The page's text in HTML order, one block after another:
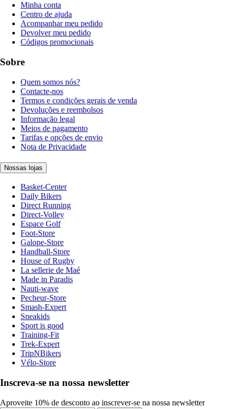
Minha conta
Centro de ajuda
Acompanhar meu pedido
Devolver meu pedido
Códigos promocionais
Sobre
Quem somos nós?
Contacte-nos
Termos e condições gerais de venda
Devoluções e reembolsos
Informação legal
Meios de pagamento
Tarifas e opções de envio
Nota de Privacidade
Nossas lojas
Basket-Center
Daily Bikers
Direct Running
Direct-Volley
Espace Golf
Foot-Store
Galope-Store
Handball-Store
House of Rugby
La sellerie de Maé
Made in Paradis
Nauti-wave
Pecheur-Store
Smash-Expert
Sneakids
Sport is good
Training-Fit
Trek-Expert
TripNBikers
Vélo-Store
Inscreva-se na nossa newsletter
Aproveite 10% de desconto ao inscrever-se na nossa newsletter